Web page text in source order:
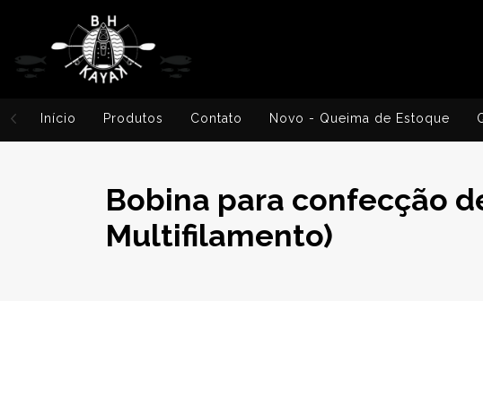
Início Produtos Contato Novo - Queima de Estoque
Bobina para confecção
Multifilamento)